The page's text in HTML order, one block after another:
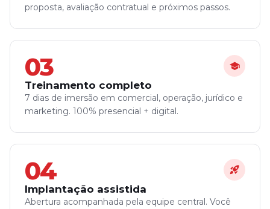
proposta, avaliação contratual e próximos passos.
03 school
Treinamento completo
7 dias de imersão em comercial, operação, jurídico e
marketing. 100% presencial + digital.
04 rocket_launch
Implantação assistida
Abertura acompanhada pela equipe central. Você